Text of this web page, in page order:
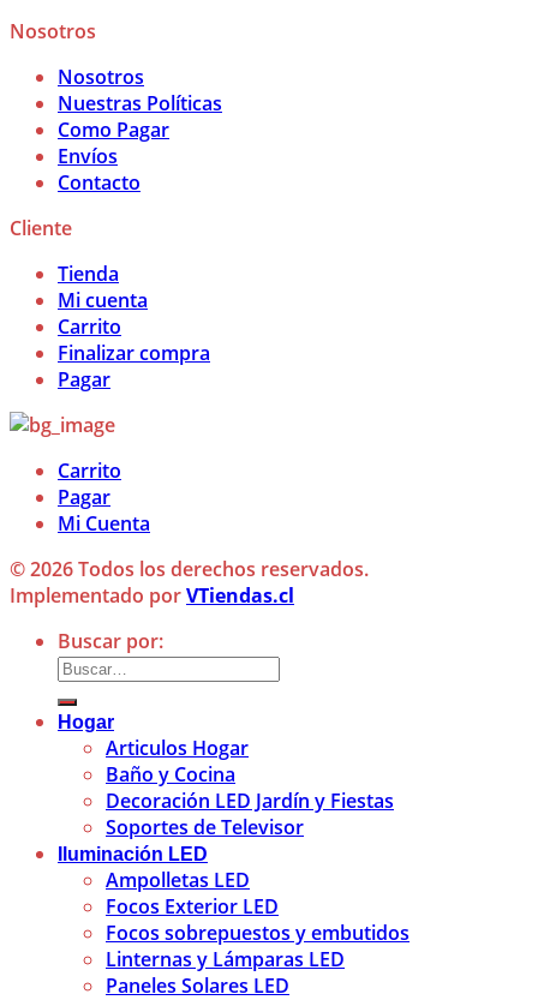
Nosotros
Nosotros
Nuestras Políticas
Como Pagar
Envíos
Contacto
Cliente
Tienda
Mi cuenta
Carrito
Finalizar compra
Pagar
Carrito
Pagar
Mi Cuenta
© 2026 Todos los derechos reservados.
Implementado porVTiendas.cl
Buscar por:
Hogar
Articulos Hogar
Baño y Cocina
Decoración LED Jardín y Fiestas
Soportes de Televisor
Iluminación LED
Ampolletas LED
Focos Exterior LED
Focos sobrepuestos y embutidos
Linternas y Lámparas LED
Paneles Solares LED